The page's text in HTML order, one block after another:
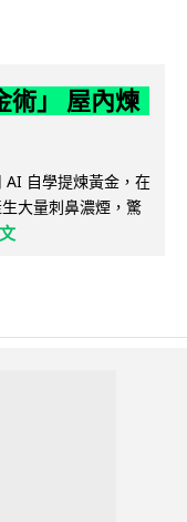
術」 屋內煉
AI 自學提煉黃金，在
大量刺鼻濃煙，驚